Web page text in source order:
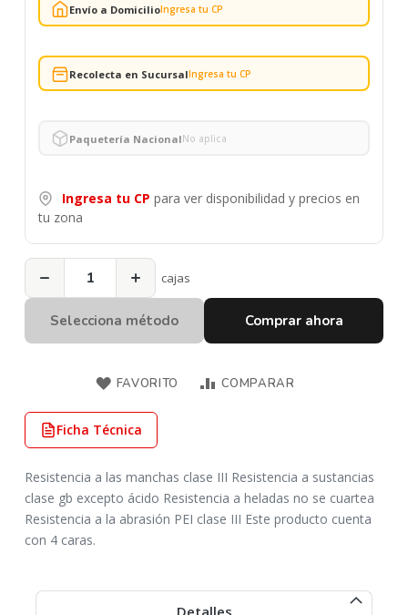
Envío a DomicilioIngresa tu CP
Recolecta en SucursalIngresa tu CP
Paquetería NacionalNo aplica
Ingresa tu CP para ver disponibilidad y precios en
tu zona
− + cajas
Selecciona método Comprar ahora
FAVORITO COMPARAR
Ficha Técnica
Resistencia a las manchas clase III Resistencia a sustancias
clase gb excepto ácido Resistencia a heladas no se cuartea
Resistencia a la abrasión PEI clase III Este producto cuenta
con 4 caras.
Detalles